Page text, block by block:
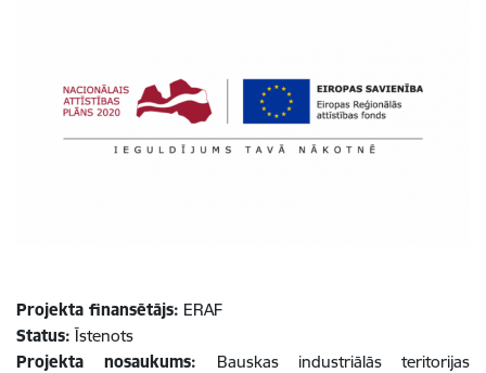
Projekta finansētājs: ERAF
Status: Īstenots
Projekta nosaukums: Bauskas industriālās teritorijas